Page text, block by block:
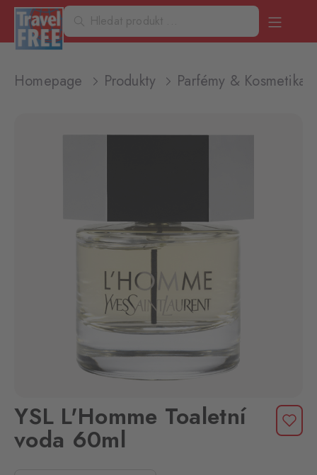
Homepage Produkty Parfémy & Kosmetika
YSL L'Homme Toaletní
voda 60ml